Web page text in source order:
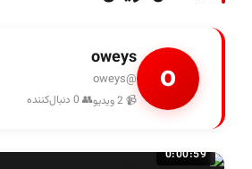
o
oweys
@oweys
📹 2 ویدیو 👥 0 دنبال‌کننده
0:00:59